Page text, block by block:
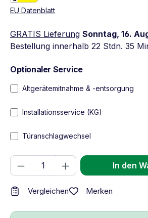
EU DatenblattÖffnet in neuem Fenster
GRATIS Lieferung Sonntag, 16.
Bestellung innerhalb 22 Stdn. 35
Optionaler Service
Altgerätemitnahme & -entsorgung
Installationsservice (KG)
Türanschlagwechsel
Produkt Anzahl: Gib den
In den
Vergleichen Merken